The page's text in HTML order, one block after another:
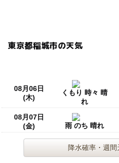
東京都稲城市の天気
08月06日
(木)
くもり 時々 晴
れ
08月07日
(金)
雨 のち 晴れ
降水確率・週間